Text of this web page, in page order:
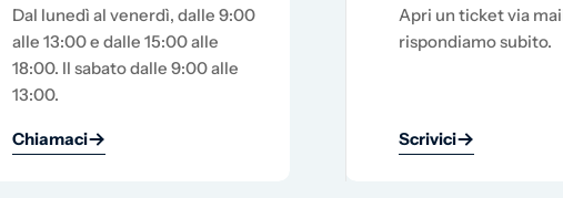
Dal lunedì al venerdì, dalle 9:00
alle 13:00 e dalle 15:00 alle
18:00. Il sabato dalle 9:00 alle
13:00.
Chiamaci
Apri un ticket via
rispondiamo subito.
Scrivici